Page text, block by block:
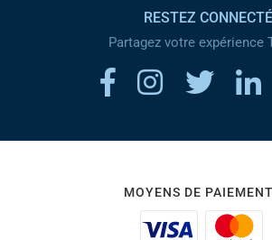
RESTEZ
Partagez votre expérience
MOYENS DE